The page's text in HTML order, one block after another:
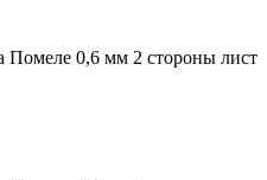
0,6 мм 2 стороны лист